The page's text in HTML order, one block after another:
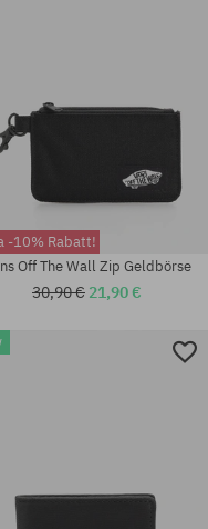
-10% Rabatt!
Off The Wall Zip Geldbörse
30,90 € 21,90 €